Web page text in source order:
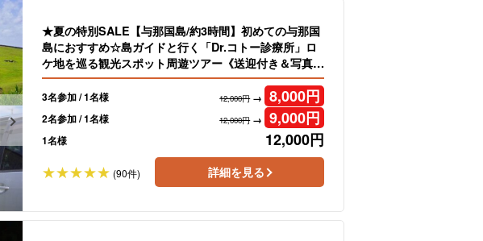
★夏の特別SALE【与那国島/約3時間】初めての与那国
島におすすめ☆島ガイドと行く「Dr.コトー診療所」ロ
ケ地を巡る観光スポット周遊ツアー《送迎付き＆写真無
料》（No.6）
3名参加 / 1名様 12,000円→ 8,000円
2名参加 / 1名様 12,000円→ 9,000円
1名様 12,000円
(90件) 詳細を見る